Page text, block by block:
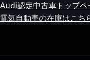
Audi認定中古車トップペ
電気自動車の在庫はこち